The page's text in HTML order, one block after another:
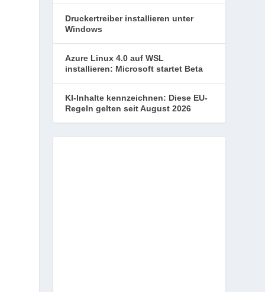
Druckertreiber installieren unter
Windows
Azure Linux 4.0 auf WSL
installieren: Microsoft startet Beta
KI-Inhalte kennzeichnen: Diese EU-
Regeln gelten seit August 2026